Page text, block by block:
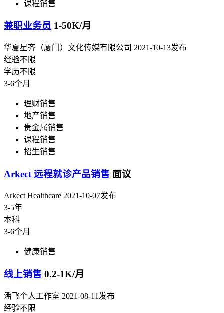
课程销售
兼职业务员 1-50K/月
华夏星齐（厦门）文化传媒有限公司 2021-10-13发布
经验不限
学历不限
3-6个月
理财销售
地产销售
贵金属销售
课程销售
招生销售
Arkect 远程就诊产品销售 面议
Arkect Healthcare 2021-10-07发布
3-5年
本科
3-6个月
健康销售
线上销售 0.2-1K/月
潘飞个人工作室 2021-08-11发布
经验不限